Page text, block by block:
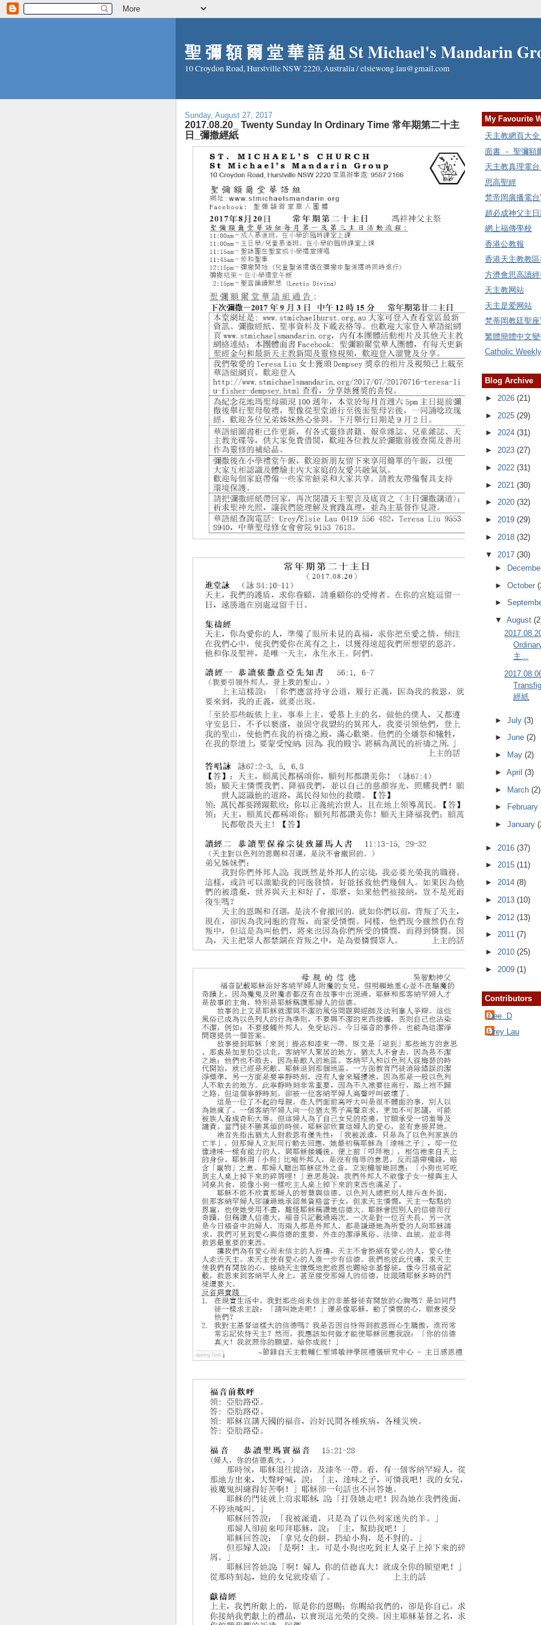
聖 彌 額 爾 堂 華 語 組 St Michael's Mandarin
10 Croydon Road, Hurstville NSW 2220, Australia / elsiewong.lau@gmail.com
Sunday, August 27, 2017
2017.08.20_ Twenty Sunday In Ordinary Time 常年期第二十主
日_彌撒經紙
My Favourite
天主教網頁大
面書 － 聖彌額
天主教真理電
思高聖經
梵帝岡廣播電
趙必成神父主
網上福傳學校
香港公教報
香港天主教教
方濟會思高讀
天主教网站
天主是爱网站
梵蒂岡教廷聖
繁體簡體中文
Catholic Weekly
Blog Archive
► 2026 (21)
► 2025 (29)
► 2024 (31)
► 2023 (27)
► 2022 (31)
► 2021 (30)
► 2020 (32)
► 2019 (29)
► 2018 (32)
▼ 2017 (30)
►
► October
►
▼ August
主...
經紙
► July (3)
► June (2)
►
May (2)
► April (3)
► March (2)
►
February
► January
► 2016 (37)
► 2015 (11)
► 2014 (8)
► 2013 (10)
► 2012 (13)
► 2011 (7)
► 2010 (25)
► 2009 (1)
Contributors
Dee :D
Urey Lau